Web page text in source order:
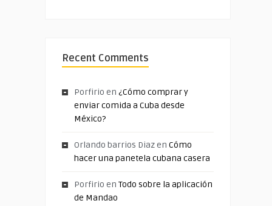
Recent Comments
Porfirio en ¿Cómo comprar y
enviar comida a Cuba desde
México?
Orlando barrios Diazen Cómo
hacer una panetela cubana casera
Porfirio en Todo sobre la aplicación
de Mandao